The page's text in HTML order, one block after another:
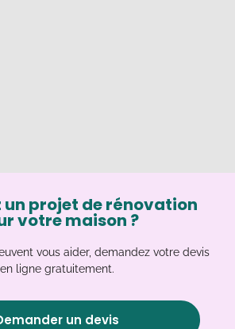
un projet de rénovation
votre maison ?
vous aider, demandez votre devis
en ligne gratuitement.
un devis